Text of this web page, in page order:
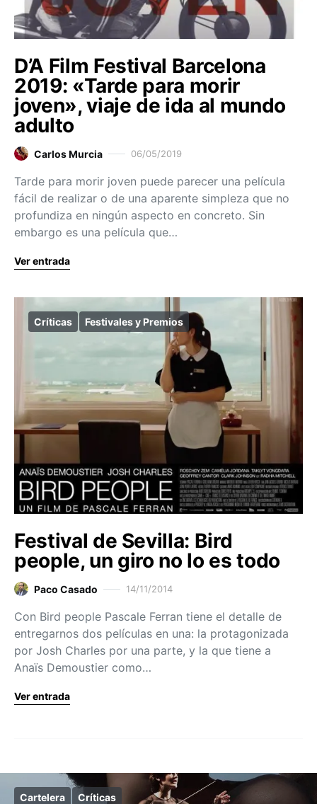
D’A Film Festival Barcelona
2019: «Tarde para morir
joven», viaje de ida al mundo
adulto
Carlos Murcia 06/05/2019
Tarde para morir joven puede parecer una película
fácil de realizar o de una aparente simpleza que no
profundiza en ningún aspecto en concreto. Sin
embargo es una película que…
Ver entrada
Críticas Festivales y Premios
Festival de Sevilla: Bird
people, un giro no lo es todo
Paco Casado 14/11/2014
Con Bird people Pascale Ferran tiene el detalle de
entregarnos dos películas en una: la protagonizada
por Josh Charles por una parte, y la que tiene a
Anaïs Demoustier como…
Ver entrada
Cartelera Críticas